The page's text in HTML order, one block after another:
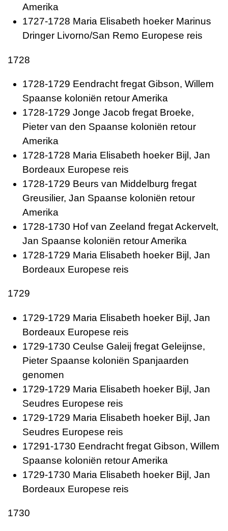
Amerika
1727-1728 Maria Elisabeth hoeker Marinus
Dringer Livorno/San Remo Europese reis
1728
1728-1729 Eendracht fregat Gibson, Willem
Spaanse koloniën retour Amerika
1728-1729 Jonge Jacob fregat Broeke,
Pieter van den Spaanse koloniën retour
Amerika
1728-1728 Maria Elisabeth hoeker Bijl, Jan
Bordeaux Europese reis
1728-1729 Beurs van Middelburg fregat
Greusilier, Jan Spaanse koloniën retour
Amerika
1728-1730 Hof van Zeeland fregat Ackervelt,
Jan Spaanse koloniën retour Amerika
1728-1729 Maria Elisabeth hoeker Bijl, Jan
Bordeaux Europese reis
1729
1729-1729 Maria Elisabeth hoeker Bijl, Jan
Bordeaux Europese reis
1729-1730 Ceulse Galeij fregat Geleijnse,
Pieter Spaanse koloniën Spanjaarden
genomen
1729-1729 Maria Elisabeth hoeker Bijl, Jan
Seudres Europese reis
1729-1729 Maria Elisabeth hoeker Bijl, Jan
Seudres Europese reis
17291-1730 Eendracht fregat Gibson, Willem
Spaanse koloniën retour Amerika
1729-1730 Maria Elisabeth hoeker Bijl, Jan
Bordeaux Europese reis
1730